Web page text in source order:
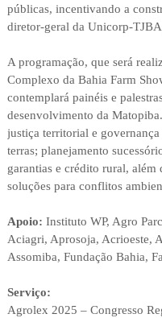
públicas, incentivando a
diretor-geral da Unicorp-
A programação, que será
Complexo da Bahia Farm
contemplará painéis e
desenvolvimento da
justiça territorial e
terras; planejamento
garantias e crédito rural, além
soluções para conflitos
Apoio: Instituto WP, Agro
Aciagri, Aprosoja, Acrioeste,
Assomiba, Fundação Bahia,
Serviço:
Agrolex 2025 – Congresso